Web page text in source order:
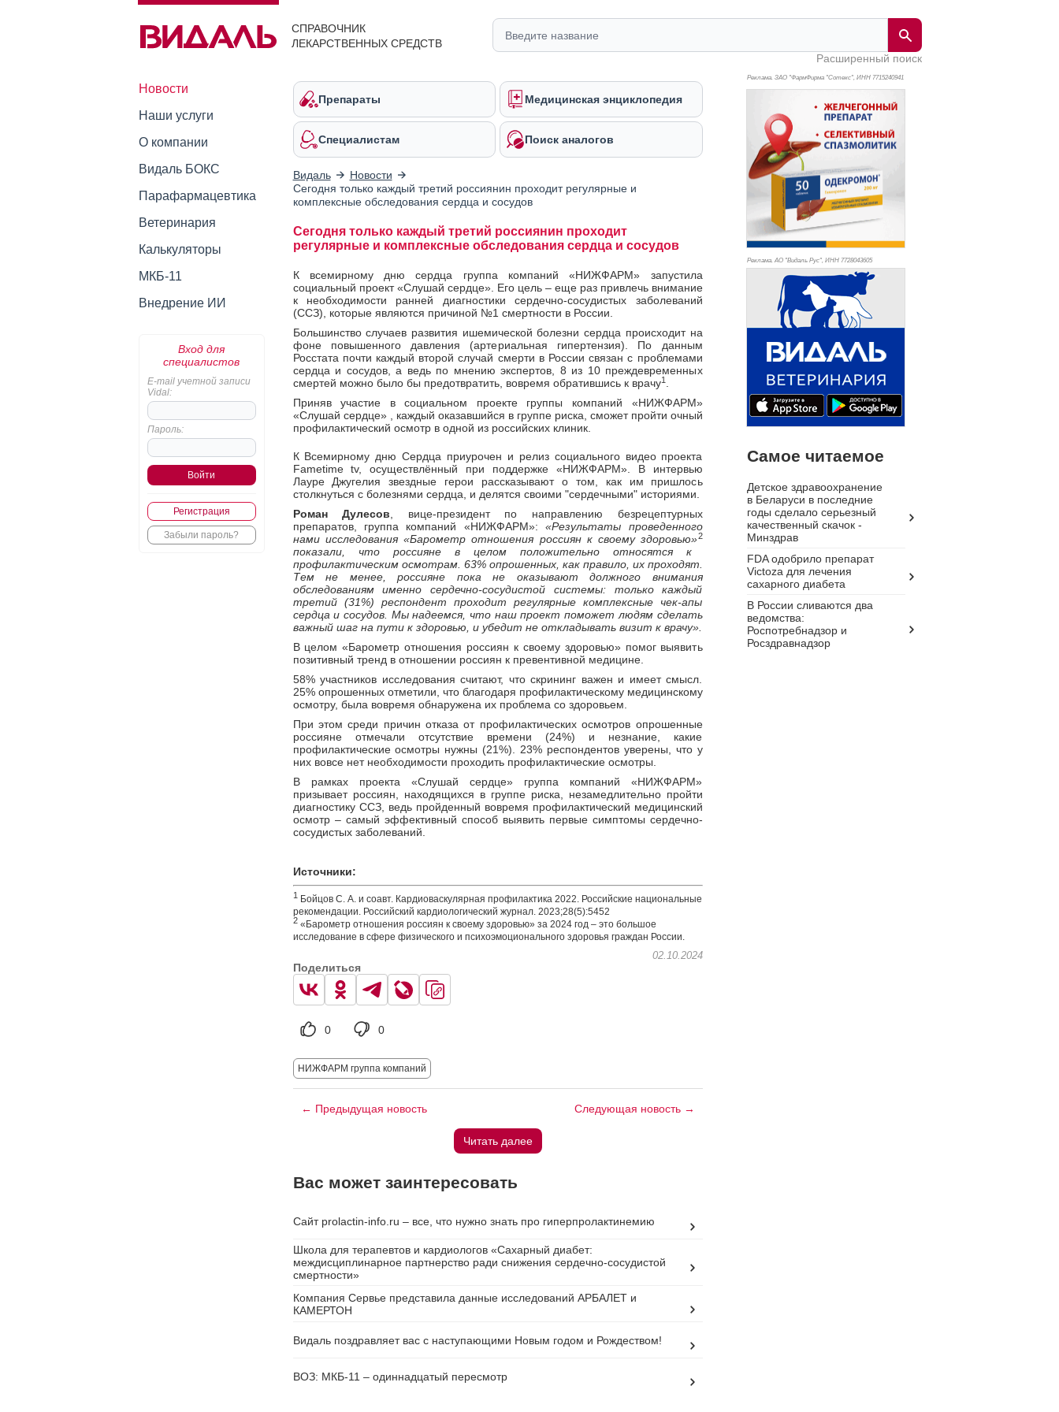
СПРАВОЧНИК
ЛЕКАРСТВЕННЫХ СРЕДСТВ
Расширенный поиск
Новости
Наши услуги
О компании
Видаль БОКС
Парафармацевтика
Ветеринария
Калькуляторы
МКБ-11
Внедрение ИИ
Вход для
специалистов
E-mail учетной записи
Vidal:
Пароль:
Регистрация
Забыли пароль?
Препараты Медицинская энциклопедия
Специалистам Поиск аналогов
Видаль
Новости
Сегодня только каждый третий россиянин проходит регулярные и
комплексные обследования сердца и сосудов
Сегодня только каждый третий россиянин проходит
регулярные и комплексные обследования сердца и сосудов
К всемирному дню сердца группа компаний «НИЖФАРМ» запустила
социальный проект «Слушай сердце». Его цель – еще раз привлечь внимание
к необходимости ранней диагностики сердечно-сосудистых заболеваний
(ССЗ), которые являются причиной №1 смертности в России.
Большинство случаев развития ишемической болезни сердца происходит на
фоне повышенного давления (артериальная гипертензия). По данным
Росстата почти каждый второй случай смерти в России связан с проблемами
сердца и сосудов, а ведь по мнению экспертов, 8 из 10 преждевременных
смертей можно было бы предотвратить, вовремя обратившись к врачу1.
Приняв участие в социальном проекте группы компаний «НИЖФАРМ»
«Слушай сердце» , каждый оказавшийся в группе риска, сможет пройти очный
профилактический осмотр в одной из российских клиник.
К Всемирному дню Сердца приурочен и релиз социального видео проекта
Fametime tv, осуществлённый при поддержке «НИЖФАРМ». В интервью
Лауре Джугелия звездные герои рассказывают о том, как им пришлось
столкнуться с болезнями сердца, и делятся своими "сердечными" историями.
Роман Дулесов , вице-президент по направлению безрецептурных
препаратов, группа компаний «НИЖФАРМ»:«Результаты проведенного
нами исследования «Барометр отношения россиян к своему здоровью»2
показали, что россияне в целом положительно относятся к
профилактическим осмотрам. 63% опрошенных, как правило, их проходят.
Тем не менее, россияне пока не оказывают должного внимания
обследованиям именно сердечно-сосудистой системы: только каждый
третий (31%) респондент проходит регулярные комплексные чек-апы
сердца и сосудов. Мы надеемся, что наш проект поможет людям сделать
важный шаг на пути к здоровью, и убедит не откладывать визит к врачу».
В целом «Барометр отношения россиян к своему здоровью» помог выявить
позитивный тренд в отношении россиян к превентивной медицине.
58% участников исследования считают, что скрининг важен и имеет смысл.
25% опрошенных отметили, что благодаря профилактическому медицинскому
осмотру, была вовремя обнаружена их проблема со здоровьем.
При этом среди причин отказа от профилактических осмотров опрошенные
россияне отмечали отсутствие времени (24%) и незнание, какие
профилактические осмотры нужны (21%). 23% респондентов уверены, что у
них вовсе нет необходимости проходить профилактические осмотры.
В рамках проекта «Слушай сердце» группа компаний «НИЖФАРМ»
призывает россиян, находящихся в группе риска, незамедлительно пройти
диагностику ССЗ, ведь пройденный вовремя профилактический медицинский
осмотр – самый эффективный способ выявить первые симптомы сердечно-
сосудистых заболеваний.
Источники:
1Бойцов С. А. и соавт. Кардиоваскулярная профилактика 2022. Российские национальные
рекомендации. Российский кардиологический журнал. 2023;28(5):5452
2«Барометр отношения россиян к своему здоровью» за 2024 год – это большое
исследование в сфере физического и психоэмоционального здоровья граждан России.
02.10.2024
Поделиться
0 0
НИЖФАРМ группа компаний
← Предыдущая новость Следующая новость →
Читать далее
Вас может заинтересовать
Сайт prolactin-info.ru – все, что нужно знать про гиперпролактинемию
Школа для терапевтов и кардиологов «Сахарный диабет:
междисциплинарное партнерство ради снижения сердечно-сосудистой
смертности»
Компания Сервье представила данные исследований АРБАЛЕТ и
КАМЕРТОН
Видаль поздравляет вас с наступающими Новым годом и Рождеством!
ВОЗ: МКБ-11 – одиннадцатый пересмотр
Реклама. ЗАО "ФармФирма "Сотекс", ИНН 7715240941
Реклама. АО "Видаль Рус", ИНН 7728043605
Самое читаемое
Детское здравоохранение
в Беларуси в последние
годы сделало серьезный
качественный скачок -
Минздрав
FDA одобрило препарат
Victoza для лечения
сахарного диабета
В России сливаются два
ведомства:
Роспотребнадзор и
Росздравнадзор